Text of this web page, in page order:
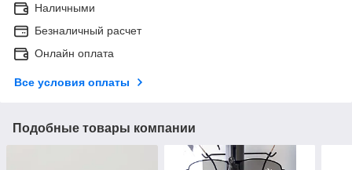
Наличными
Безналичный расчет
Онлайн оплата
Все условия оплаты
Подобные товары компании